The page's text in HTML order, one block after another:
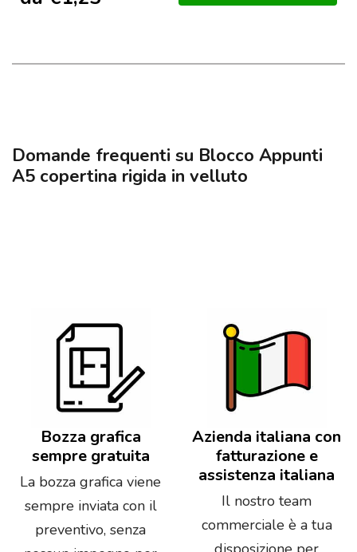
Domande frequenti su Blocco Appunti
A5 copertina rigida in velluto
Bozza grafica
sempre gratuita
La bozza grafica viene
sempre inviata con il
preventivo, senza
Azienda italiana con
fatturazione e
assistenza italiana
Il nostro team
commerciale è a tua